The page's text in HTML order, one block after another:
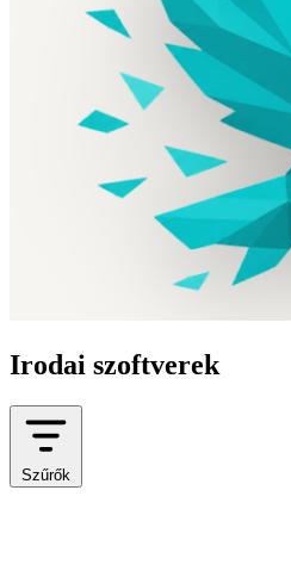
Irodai szoftverek
Szűrők